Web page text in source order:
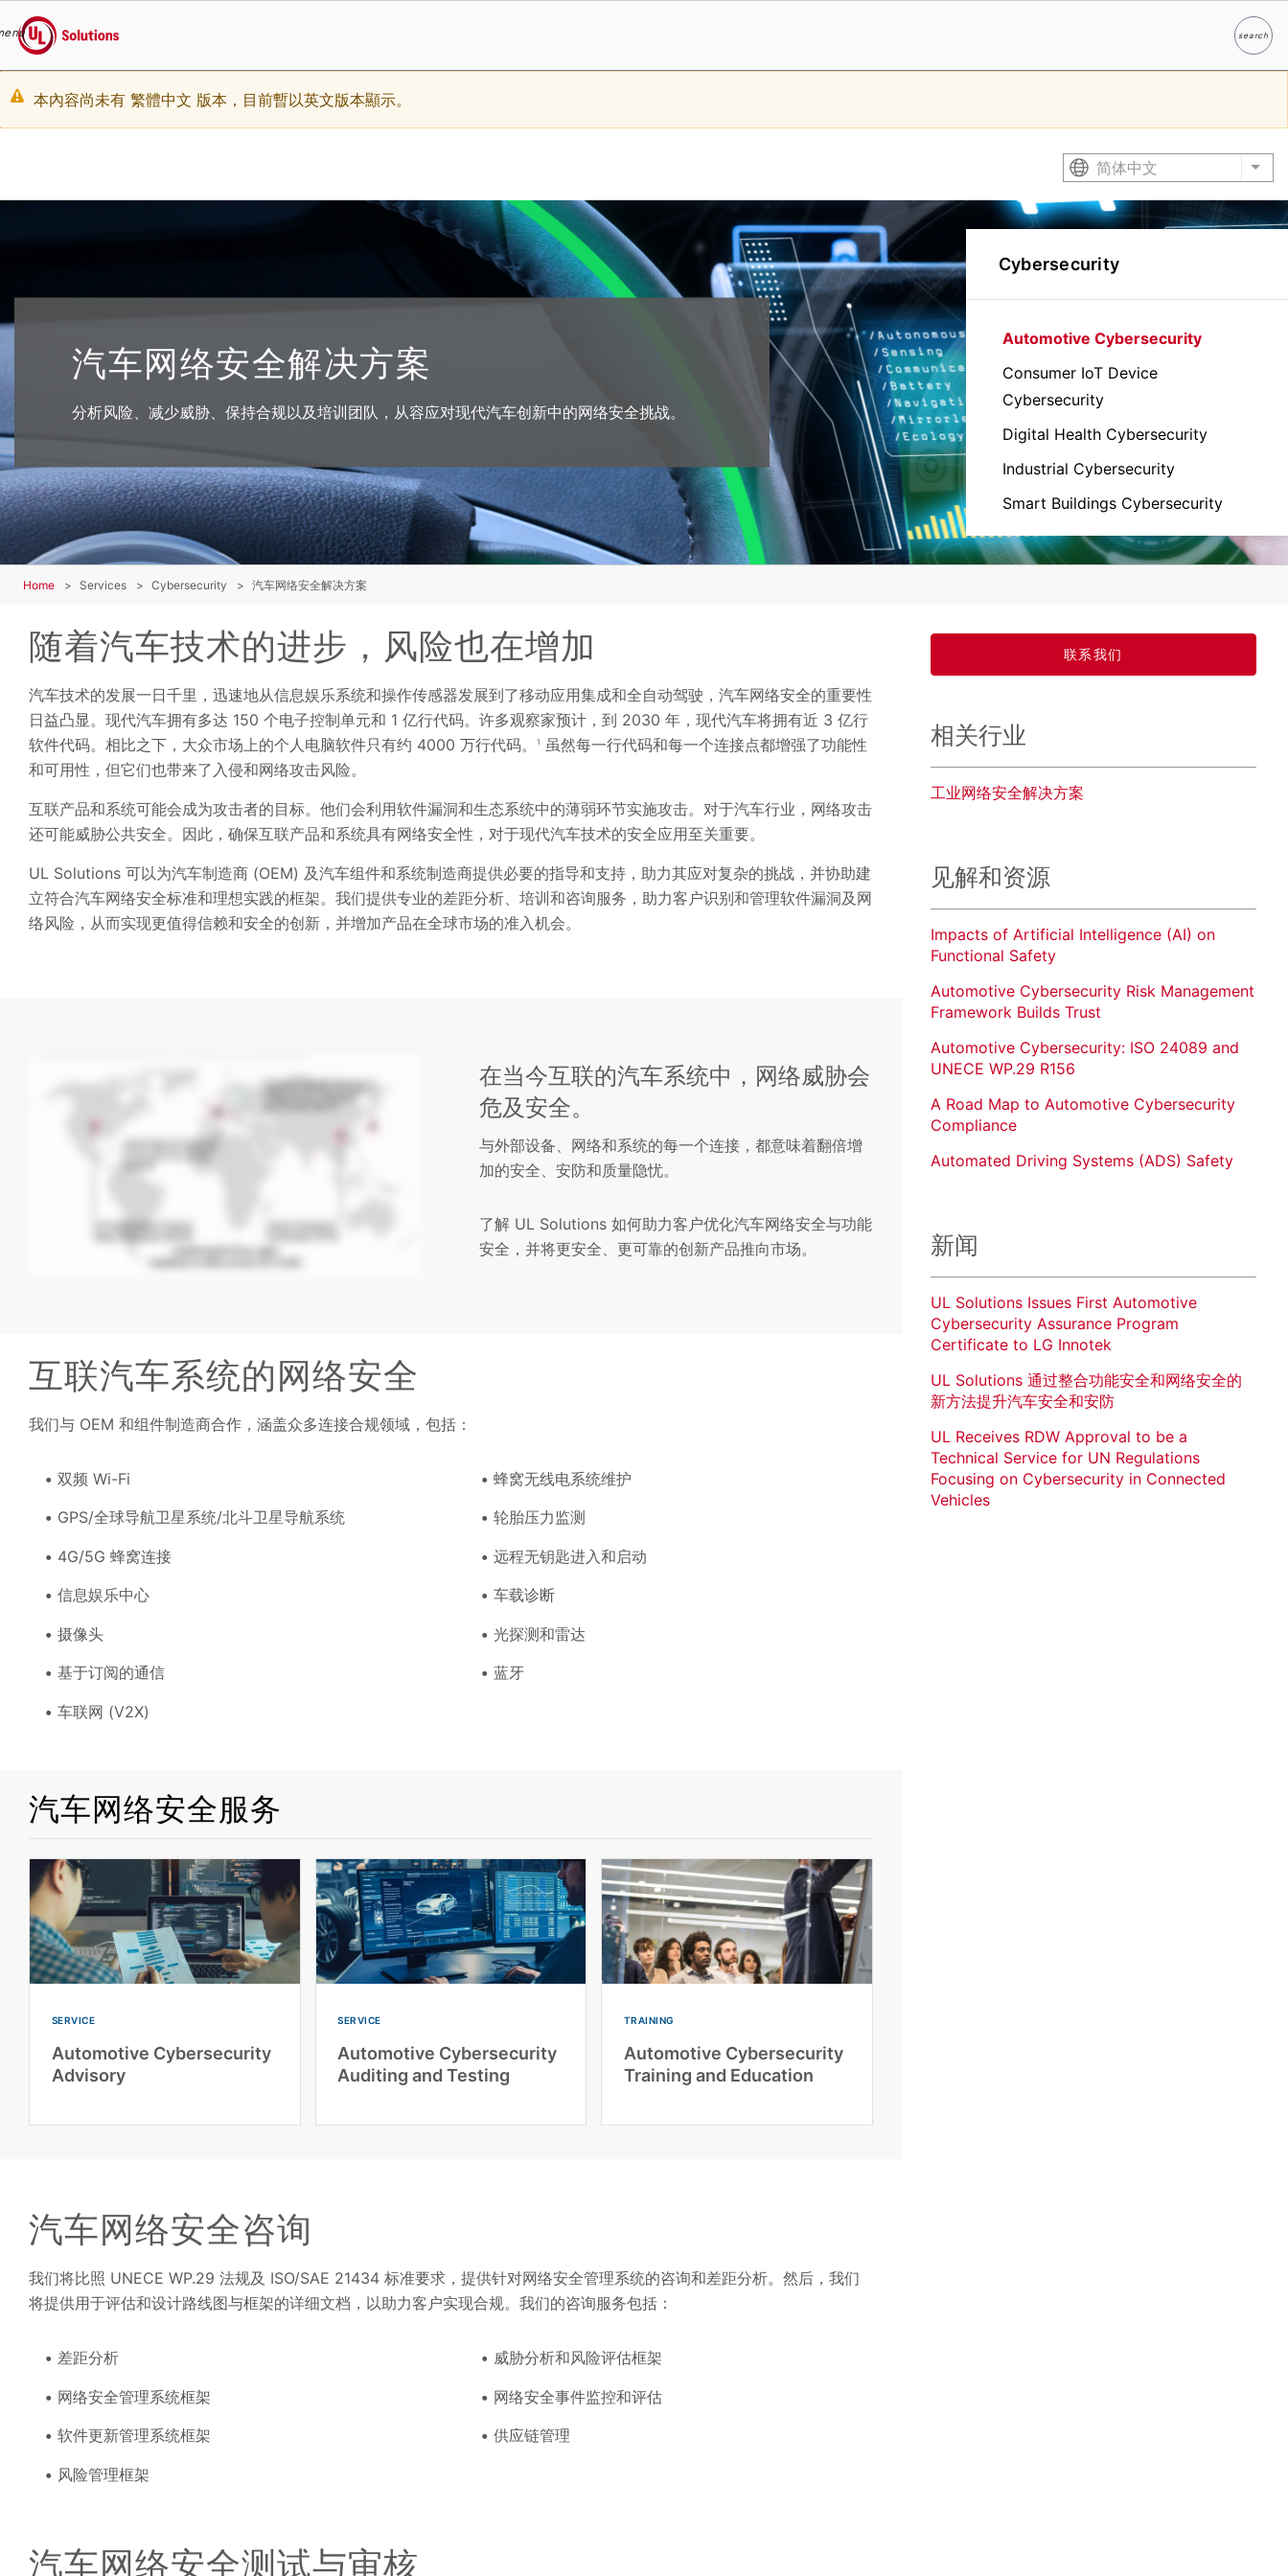
Skip to main content
UL Solutions
searchSearch
Warning
本內容尚未有 繁體中文 版本，目前暫以英文版本顯示。
简体中文 List
Cybersecurity
Automotive Cybersecurity
Consumer IoT Device
Cybersecurity
Digital Health Cybersecurity
Industrial Cybersecurity
Smart Buildings Cybersecurity
汽车网络安全解决方案
分析风险、减少威胁、保持合规以及培训团队，从容应对现代汽车创新中的网络安全挑战。
Home Services Cybersecurity 汽车网络安全解决方案
联系我们
随着汽车技术的进步，风险也在增加
汽车技术的发展一日千里，迅速地从信息娱乐系统和操作传感器发展到了移动应用集成和全自动驾驶，汽车网络安全的重要性
日益凸显。现代汽车拥有多达 150 个电子控制单元和 1 亿行代码。许多观察家预计，到 2030 年，现代汽车将拥有近 3 亿行
软件代码。相比之下，大众市场上的个人电脑软件只有约 4000 万行代码。
1
虽然每一行代码和每一个连接点都增强了功能性
和可用性，但它们也带来了入侵和网络攻击风险。
互联产品和系统可能会成为攻击者的目标。他们会利用软件漏洞和生态系统中的薄弱环节实施攻击。对于汽车行业，网络攻击
还可能威胁公共安全。因此，确保互联产品和系统具有网络安全性，对于现代汽车技术的安全应用至关重要。
UL Solutions 可以为汽车制造商 (OEM) 及汽车组件和系统制造商提供必要的指导和支持，助力其应对复杂的挑战，并协助建
立符合汽车网络安全标准和理想实践的框架。我们提供专业的差距分析、培训和咨询服务，助力客户识别和管理软件漏洞及网
络风险，从而实现更值得信赖和安全的创新，并增加产品在全球市场的准入机会。
在当今互联的汽车系统中，网络威胁会
危及安全。
与外部设备、网络和系统的每一个连接，都意味着翻倍增
加的安全、安防和质量隐忧。
了解 UL Solutions 如何助力客户优化汽车网络安全与功能
安全，并将更安全、更可靠的创新产品推向市场。
互联汽车系统的网络安全
我们与 OEM 和组件制造商合作，涵盖众多连接合规领域，包括：
双频 Wi-Fi
GPS/全球导航卫星系统/北斗卫星导航系统
4G/5G 蜂窝连接
信息娱乐中心
摄像头
基于订阅的通信
车联网 (V2X)
蜂窝无线电系统维护
轮胎压力监测
远程无钥匙进入和启动
车载诊断
光探测和雷达
蓝牙
汽车网络安全服务
SERVICE
Automotive Cybersecurity
Advisory
SERVICE
Automotive Cybersecurity
Auditing and Testing
TRAINING
Automotive Cybersecurity
Training and Education
汽车网络安全咨询
我们将比照 UNECE WP.29 法规及 ISO/SAE 21434 标准要求，提供针对网络安全管理系统的咨询和差距分析。然后，我们
将提供用于评估和设计路线图与框架的详细文档，以助力客户实现合规。我们的咨询服务包括：
差距分析
网络安全管理系统框架
软件更新管理系统框架
风险管理框架
威胁分析和风险评估框架
网络安全事件监控和评估
供应链管理
汽车网络安全测试与审核
相关行业
工业网络安全解决方案
见解和资源
Impacts of Artificial Intelligence (AI) on
Functional Safety
Automotive Cybersecurity Risk Management
Framework Builds Trust
Automotive Cybersecurity: ISO 24089 and
UNECE WP.29 R156
A Road Map to Automotive Cybersecurity
Compliance
Automated Driving Systems (ADS) Safety
新闻
UL Solutions Issues First Automotive
Cybersecurity Assurance Program
Certificate to LG Innotek
UL Solutions 通过整合功能安全和网络安全的
新方法提升汽车安全和安防
UL Receives RDW Approval to be a
Technical Service for UN Regulations
Focusing on Cybersecurity in Connected
Vehicles